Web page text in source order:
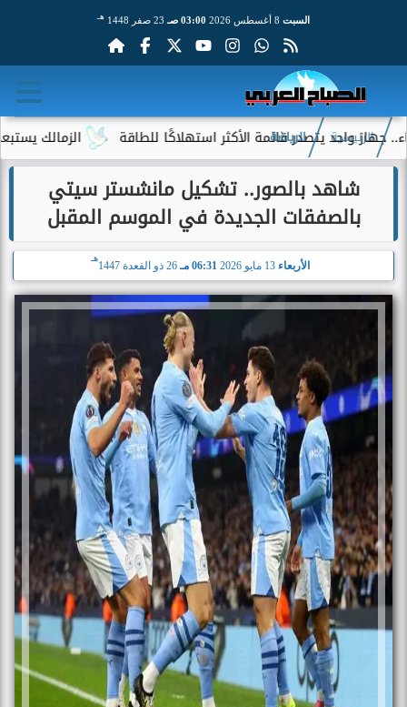
السبت 03:00 صـ 23 صفر 1448 هـ
الزمالك يستبعد 4 لاعبين شباب من حساباته في الموسم الجديد يتصدر قائمة الأكثر استهلاكًا للطاقة
الرئيسية الرياضة
شاهد بالصور.. تشكيل مانشستر سيتي
بالصفقات الجديدة في الموسم المقبل
الأربعاء 13 مايو 2026 06:31 مـ 26 ذو القعدة 1447
هـ